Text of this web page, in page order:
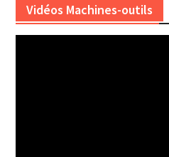
Vidéos Machines-outils